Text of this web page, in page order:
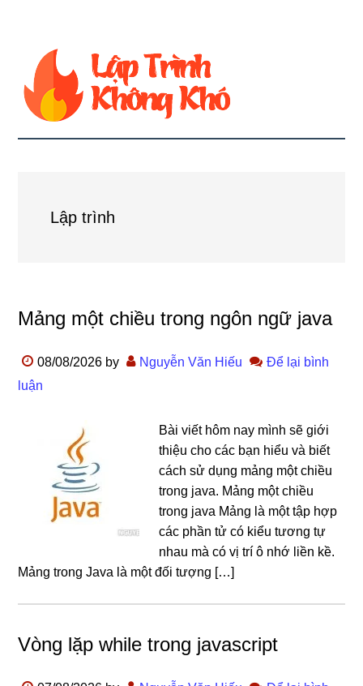
Lập trình
Mảng một chiều trong ngôn ngữ java
08/08/2026 by Nguyễn Văn Hiếu
Để lại bình
luận
Bài viết hôm nay mình sẽ giới
thiệu cho các bạn hiểu và biết
cách sử dụng mảng một chiều
trong java. Mảng một chiều
trong java Mảng là một tập hợp
các phần tử có kiểu tương tự
nhau mà có vị trí ô nhớ liền kề.
Mảng trong Java là một đối tượng […]
Vòng lặp while trong javascript